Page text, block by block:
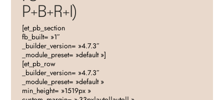
P+B+R+I)
[et_pb_section
fb_built= »1″
_builder_version= »4.7.3″
_module_preset= »default »]
[et_pb_row
_builder_version= »4.7.3″
_module_preset= »default »
min_height= »1519px »